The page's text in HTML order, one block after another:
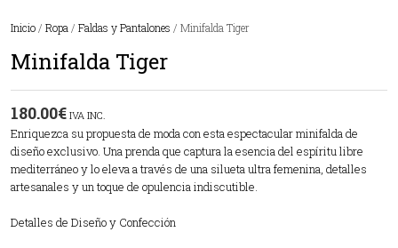
Inicio / Ropa / Faldas y Pantalones / Minifalda Tiger
Minifalda Tiger
180.00€ IVA INC.
Enriquezca su propuesta de moda con esta espectacular minifalda de
diseño exclusivo. Una prenda que captura la esencia del espíritu libre
mediterráneo y lo eleva a través de una silueta ultra femenina, detalles
artesanales y un toque de opulencia indiscutible.
Detalles de Diseño y Confección